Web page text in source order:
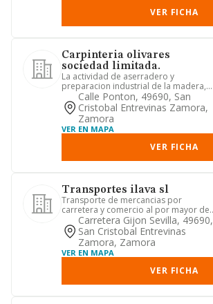
VER FICHA
Carpinteria olivares
sociedad limitada.
La actividad de aserradero y
preparacion industrial de la madera,
aserrado, cepillado, pulido y lav...
Calle Ponton, 49690, San
Cristobal Entrevinas Zamora,
Zamora
VER EN MAPA
VER FICHA
Transportes ilava sl
Transporte de mercancias por
carretera y comercio al por mayor de
productos de recuperacion.
Carretera Gijon Sevilla, 49690,
San Cristobal Entrevinas
Zamora, Zamora
VER EN MAPA
VER FICHA